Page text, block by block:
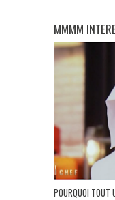
MMMM
POURQUOI TOUT